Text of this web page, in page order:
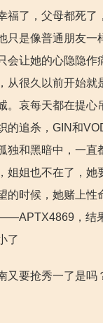
福了，父母都死了
只是像普通朋友一
会让她的心隐隐作
从很久以前开始就
。哀每天都在提心
的追杀，GIN和
独和黑暗中，一直
姐姐也不在了，她
的时候，她赌上性
，结
了
又要抢秀一了是吗